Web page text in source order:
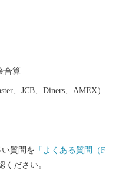
ど、技術、伝統、文化を
ため、地域のため、伝統
いただきます。
合算
、JCB、Diners、AMEX）
質問を 「よくある質問（F
ください。